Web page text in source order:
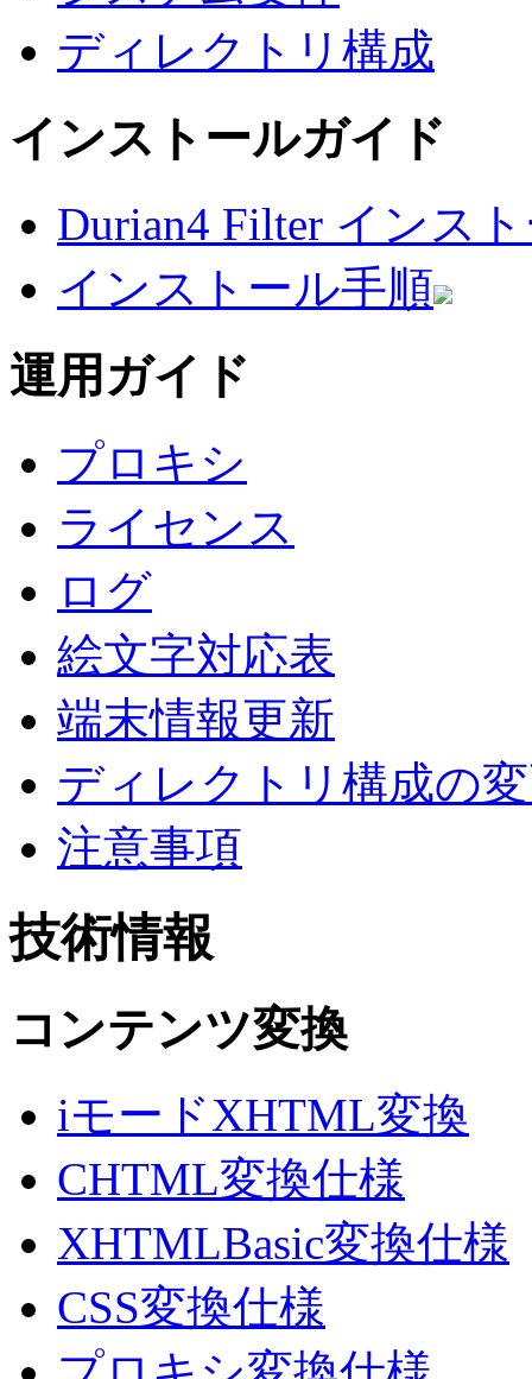
ディレクトリ構成
インストールガイド
Durian4 Filter インス
インストール手順
運用ガイド
プロキシ
ライセンス
ログ
絵文字対応表
端末情報更新
ディレクトリ構成の
注意事項
技術情報
コンテンツ変換
iモードXHTML変換
CHTML変換仕様
XHTMLBasic変換仕様
CSS変換仕様